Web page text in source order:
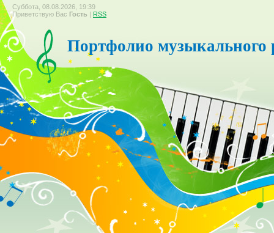
Суббота, 08.08.2026, 19:39
Приветствую Вас Гость | RSS
Портфолио музыкального